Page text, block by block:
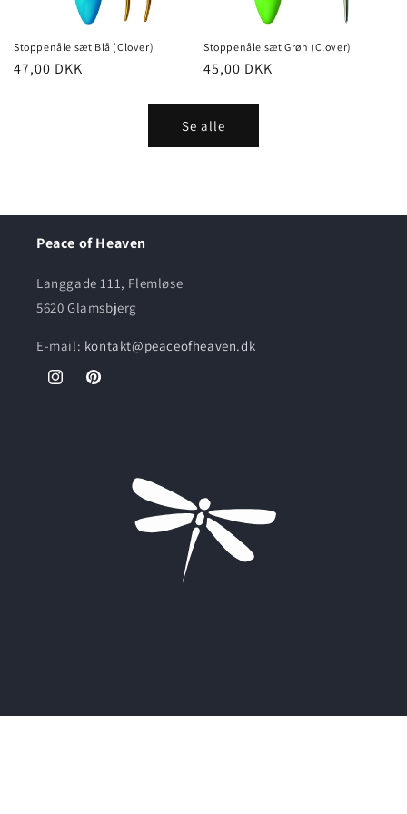
Stoppenåle sæt Blå (Clover)
Normalpris
47,00 DKK
Stoppenåle sæt Grøn (Clover)
Normalpris
45,00 DKK
Se alle
Peace of Heaven
Langgade 111, Flemløse
5620 Glamsbjerg
E-mail: kontakt@peaceofheaven.dk
InstagramPinterest